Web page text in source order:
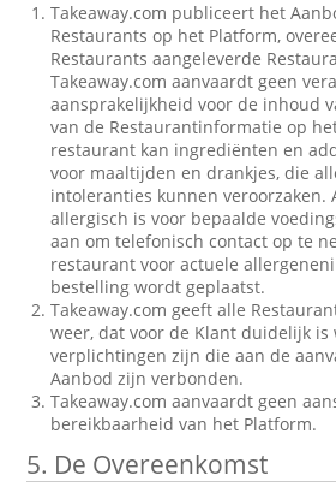
Takeaway.com publiceert het
Restaurants op het Platform,
Restaurants aangeleverde
Takeaway.com aanvaardt geen
aansprakelijkheid voor de inhoud
van de Restaurantinformatie op
restaurant kan ingrediënten en
voor maaltijden en drankjes, die
intoleranties kunnen veroorzaken.
allergisch is voor bepaalde
aan om telefonisch contact op te
restaurant voor actuele
bestelling wordt geplaatst.
Takeaway.com geeft alle
weer, dat voor de Klant duidelijk
verplichtingen zijn die aan de
Aanbod zijn verbonden.
Takeaway.com aanvaardt geen
bereikbaarheid van het Platform.
5. De Overeenkomst